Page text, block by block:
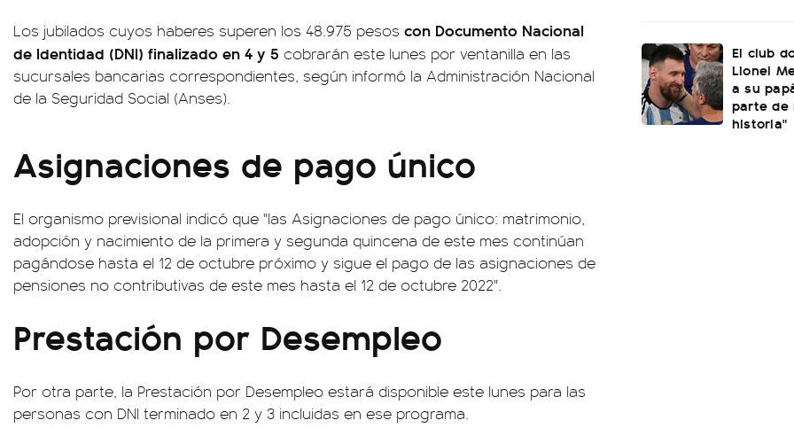
Los jubilados cuyos haberes superen los 48.975 pesos con Documento Nacional
de Identidad (DNI) finalizado en 4 y 5 cobrarán este lunes por ventanilla en las
sucursales bancarias correspondientes, según informó la Administración Nacional
de la Seguridad Social (Anses).
Asignaciones de pago único
El organismo previsional indicó que "las Asignaciones de pago único: matrimonio,
adopción y nacimiento de la primera y segunda quincena de este mes continúan
pagándose hasta el 12 de octubre próximo y sigue el pago de las asignaciones de
pensiones no contributivas de este mes hasta el 12 de octubre 2022".
Prestación por Desempleo
Por otra parte, la Prestación por Desempleo estará disponible este lunes para las
personas con DNI terminado en 2 y 3 incluidas en ese programa.
El club
Lionel
a su
parte de
historia"